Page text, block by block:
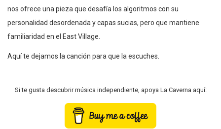
nos ofrece una pieza que desafía los algoritmos con su
personalidad desordenada y capas sucias, pero que mantiene
familiaridad en el East Village.
Aquí te dejamos la canción para que la escuches.
Si te gusta descubrir música independiente, apoya La Caverna aquí: